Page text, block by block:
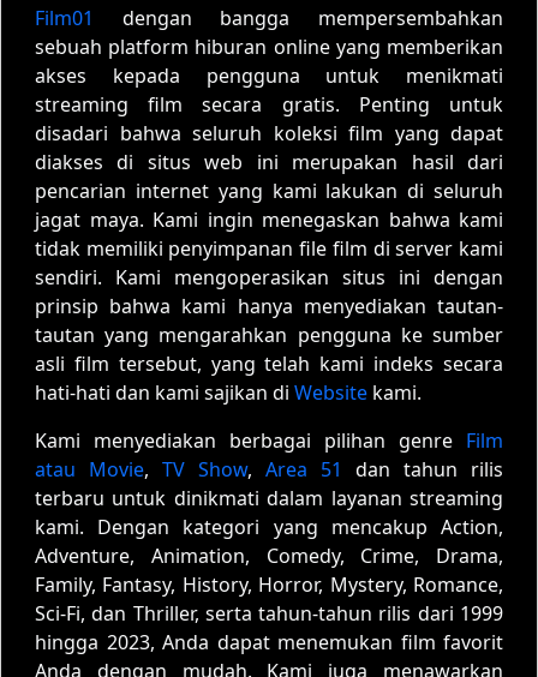
Film01
dengan bangga mempersembahkan
sebuah platform hiburan online yang memberikan
akses kepada pengguna untuk menikmati
streaming film secara gratis. Penting untuk
disadari bahwa seluruh koleksi film yang dapat
diakses di situs web ini merupakan hasil dari
pencarian internet yang kami lakukan di seluruh
jagat maya. Kami ingin menegaskan bahwa kami
tidak memiliki penyimpanan file film di server kami
sendiri. Kami mengoperasikan situs ini dengan
prinsip bahwa kami hanya menyediakan tautan-
tautan yang mengarahkan pengguna ke sumber
asli film tersebut, yang telah kami indeks secara
hati-hati dan kami sajikan di Website kami.
Kami menyediakan berbagai pilihan genre Film
atau Movie, TV Show, Area 51
dan tahun rilis
terbaru untuk dinikmati dalam layanan streaming
kami. Dengan kategori yang mencakup Action,
Adventure, Animation, Comedy, Crime, Drama,
Family, Fantasy, History, Horror, Mystery, Romance,
Sci-Fi, dan Thriller, serta tahun-tahun rilis dari 1999
hingga 2023, Anda dapat menemukan film favorit
Anda dengan mudah. Kami juga menawarkan